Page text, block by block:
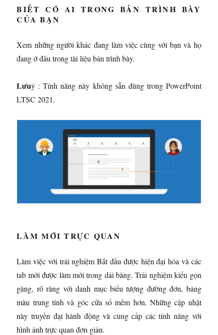
BIẾT CÓ AI TRONG BẢN TRÌNH BÀY
CỦA BẠN
Xem những người khác đang làm việc cùng với bạn và họ
đang ở đâu trong tài liệu bản trình bày.
Lưuý : Tính năng này không sẵn dùng trong PowerPoint
LTSC 2021.
LÀM MỚI TRỰC QUAN
Làm việc với trải nghiệm Bắt đầu được hiện đại hóa và các
tab mới được làm mới trong dải băng. Trải nghiệm kiểu gọn
gàng, rõ ràng với danh mục biểu tượng đường đơn, bảng
màu trung tính và góc cửa sổ mềm hơn. Những cập nhật
này truyền đạt hành động và cung cấp các tính năng với
hình ảnh trực quan đơn giản.